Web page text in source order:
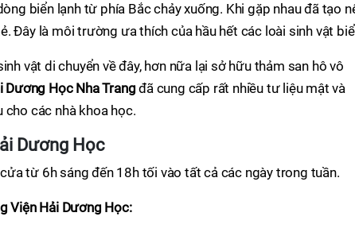
biển lạnh từ phía Bắc chảy xuống. Khi gặp nhau đã tạo
Đây là môi trường ưa thích của hầu hết các loài sinh vật
vật di chuyển về đây, hơn nữa lại sở hữu thảm san hô vô
Dương Học Nha Trang đã cung cấp rất nhiều tư liệu mật và
các nhà khoa học.
Dương Học
từ 6h sáng đến 18h tối vào tất cả các ngày trong tuần.
Viện Hải Dương Học: